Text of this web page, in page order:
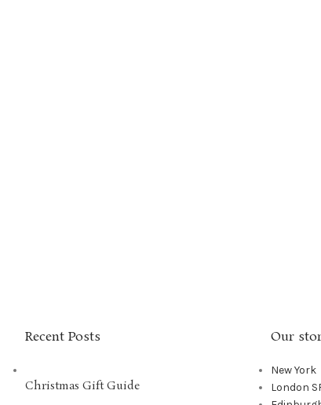
Recent Posts
Christmas Gift Guide
Our
New York
London